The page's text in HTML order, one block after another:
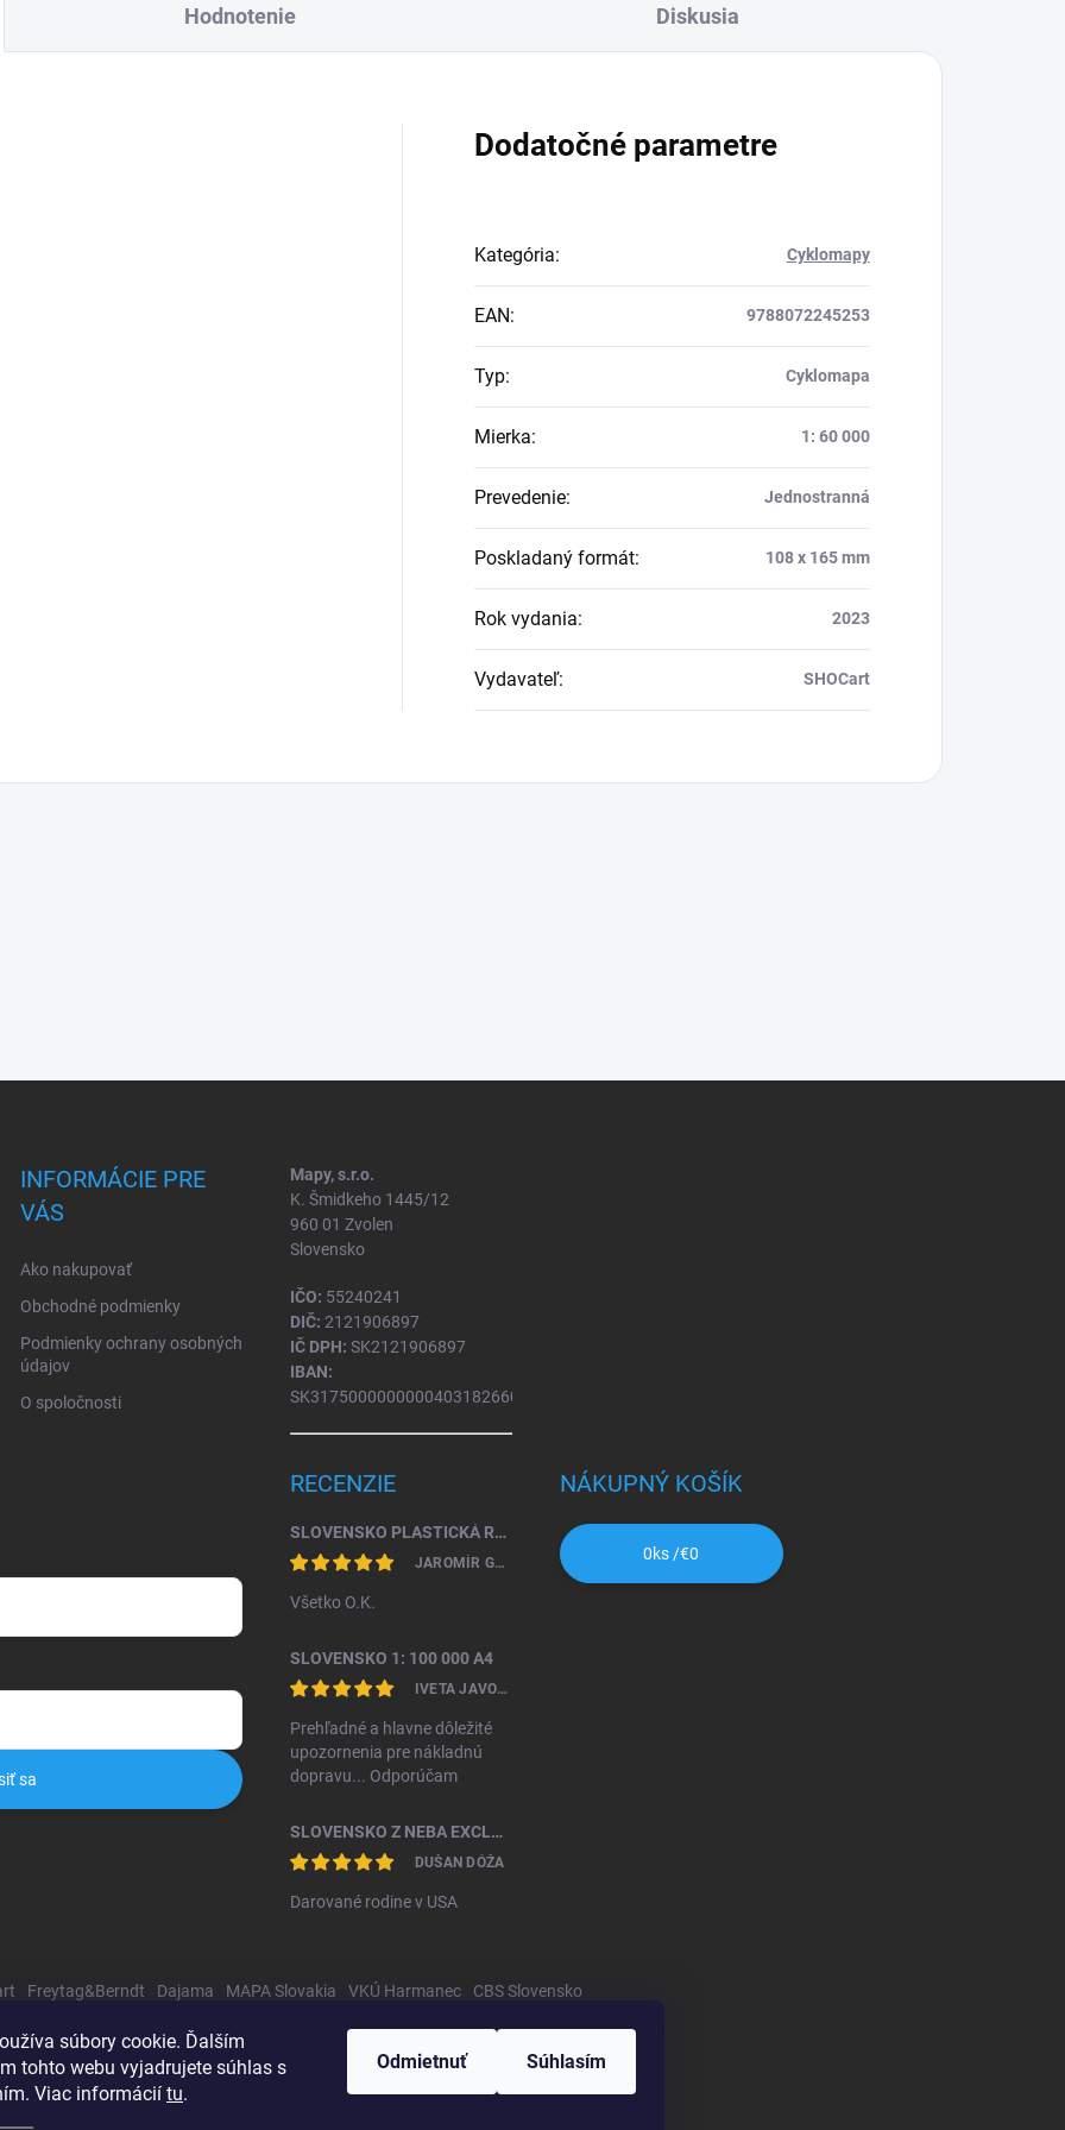
súbory cookie. Ďalším
tohto webu vyjadrujete súhlas s
Viac informácií tu.
Odmietnuť Súhlasím
Hodnotenie Diskusia
Dodatočné parametre
Kategória: Cyklomapy
EAN: 9788072245253
Typ: Cyklomapa
Mierka: 1: 60 000
Prevedenie: Jednostranná
Poskladaný formát: 108 x 165 mm
Rok vydania: 2023
Vydavateľ: SHOCart
INFORMÁCIE PRE
VÁS
Ako nakupovať
Obchodné podmienky
Podmienky ochrany osobných
údajov
O spoločnosti
Mapy, s.r.o.
K. Šmidkeho 1445/12
960 01 Zvolen
Slovensko
IČO: 55240241
DIČ: 2121906897
IČ DPH: SK2121906897
IBAN:
SK31750000000004031826604
sa
RECENZIE
SLOVENSKO PLASTICKÁ RELIÉFNA MAPA 1: 450 000
JAROMÍR GAŽO
Všetko O.K.
SLOVENSKO 1: 100 000 A4
IVETA JAVORKOVÁ KAMHALOVÁ
Prehľadné a hlavne dôležité
upozornenia pre nákladnú
dopravu... Odporúčam
SLOVENSKO Z NEBA EXCLUSIVE II. VYDANIE
DUŠAN DÓŽA
Darované rodine v USA
NÁKUPNÝ KOŠÍK
0ks /€0
Freytag&Berndt Dajama MAPA Slovakia VKÚ Harmanec CBS Slovensko